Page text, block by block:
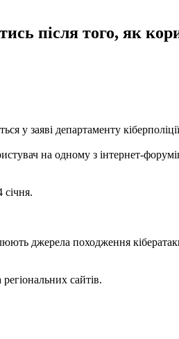
після того, як
у заяві департаменту
на одному з інтернет-
січня.
джерела походження
сайтів.